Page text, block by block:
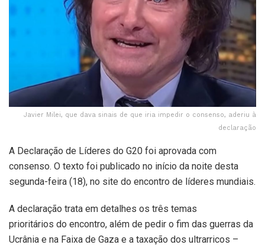
Javier Milei, que dava sinais de que iria impedir o consenso, aderiu à
declaração
A Declaração de Líderes do G20 foi aprovada com
consenso. O texto foi publicado no início da noite desta
segunda-feira (18), no site do encontro de líderes mundiais.
A declaração trata em detalhes os três temas
prioritários do encontro, além de pedir o fim das guerras da
Ucrânia e na Faixa de Gaza e a taxação dos ultrarricos –